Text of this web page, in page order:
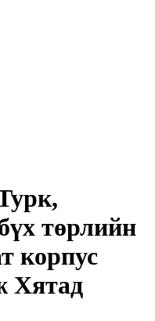
төрлийн
корпус
Хятад